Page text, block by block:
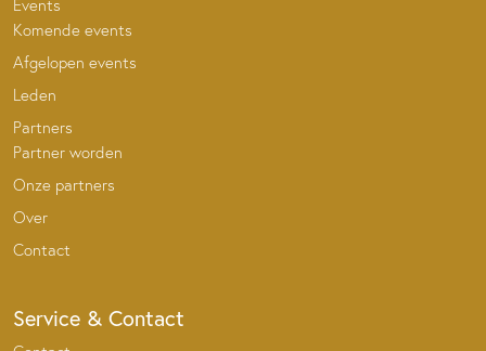
Events
Komende events
Afgelopen events
Leden
Partners
Partner worden
Onze partners
Over
Contact
Service & Contact